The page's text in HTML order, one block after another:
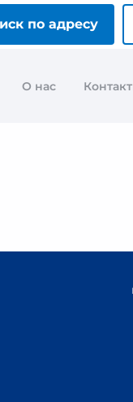
по адресу
О нас